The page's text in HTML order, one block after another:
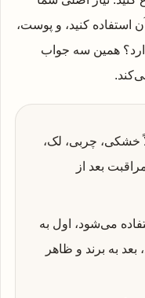
استفاده کنید، و پوست،
همین سه جواب
خشکی، چربی، لک،
بعد از
می‌شود، اول به
به برند و ظاهر